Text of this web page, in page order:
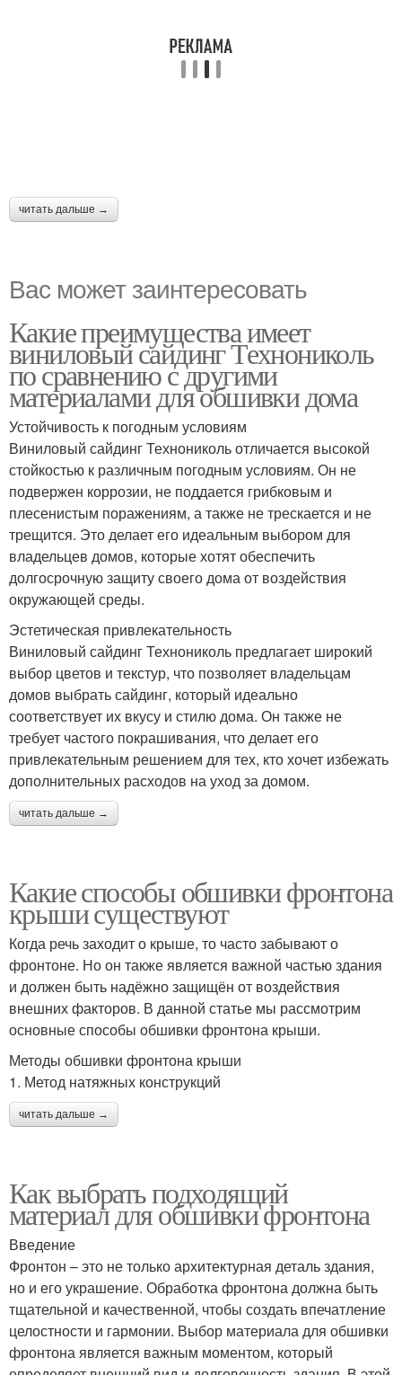
читать дальше →
Вас может заинтересовать
Какие преимущества имеет
виниловый сайдинг Технониколь
по сравнению с другими
материалами для обшивки дома
Устойчивость к погодным условиям
Виниловый сайдинг Технониколь отличается высокой
стойкостью к различным погодным условиям. Он не
подвержен коррозии, не поддается грибковым и
плесенистым поражениям, а также не трескается и не
трещится. Это делает его идеальным выбором для
владельцев домов, которые хотят обеспечить
долгосрочную защиту своего дома от воздействия
окружающей среды.
Эстетическая привлекательность
Виниловый сайдинг Технониколь предлагает широкий
выбор цветов и текстур, что позволяет владельцам
домов выбрать сайдинг, который идеально
соответствует их вкусу и стилю дома. Он также не
требует частого покрашивания, что делает его
привлекательным решением для тех, кто хочет избежать
дополнительных расходов на уход за домом.
читать дальше →
Какие способы обшивки фронтона
крыши существуют
Когда речь заходит о крыше, то часто забывают о
фронтоне. Но он также является важной частью здания
и должен быть надёжно защищён от воздействия
внешних факторов. В данной статье мы рассмотрим
основные способы обшивки фронтона крыши.
Методы обшивки фронтона крыши
1. Метод натяжных конструкций
читать дальше →
Как выбрать подходящий
материал для обшивки фронтона
Введение
Фронтон – это не только архитектурная деталь здания,
но и его украшение. Обработка фронтона должна быть
тщательной и качественной, чтобы создать впечатление
целостности и гармонии. Выбор материала для обшивки
фронтона является важным моментом, который